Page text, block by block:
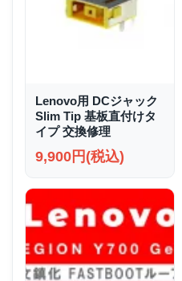
Lenovo用 DCジャック
Slim Tip 基板直付けタ
イプ 交換修理
9,900円(税込)